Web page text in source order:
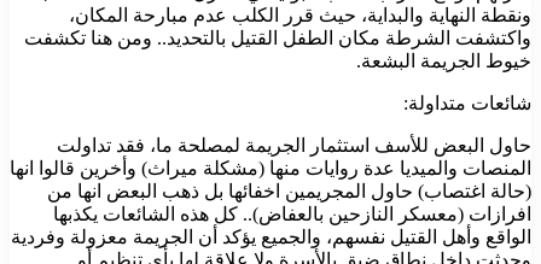
ونقطة النهاية والبداية، حيث قرر الكلب عدم مبارحة المكان،
واكتشفت الشرطة مكان الطفل القتيل بالتحديد.. ومن هنا تكشفت
خيوط الجريمة البشعة.
شائعات متداولة:
حاول البعض للأسف استثمار الجريمة لمصلحة ما، فقد تداولت
المنصات والميديا عدة روايات منها (مشكلة ميراث) وأخرين قالوا انها
(حالة اغتصاب) حاول المجريمين اخفائها بل ذهب البعض انها من
افرازات (معسكر النازحين بالعفاض).. كل هذه الشائعات يكذبها
الواقع وأهل القتيل نفسهم، والجميع يؤكد أن الجريمة معزولة وفردية